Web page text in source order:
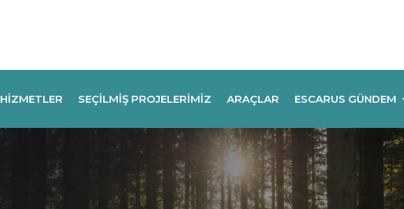
HIZMETLER SEÇILMIŞ PROJELERIMIZ ARAÇLAR ESCARUS GÜNDEM